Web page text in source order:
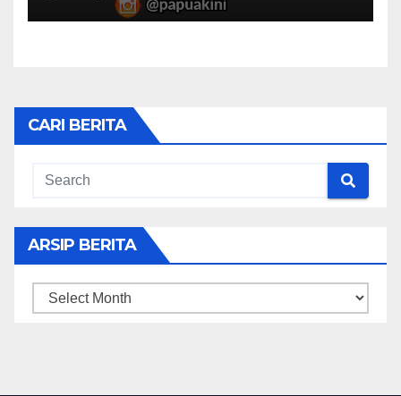
CARI BERITA
ARSIP BERITA
ARSIP